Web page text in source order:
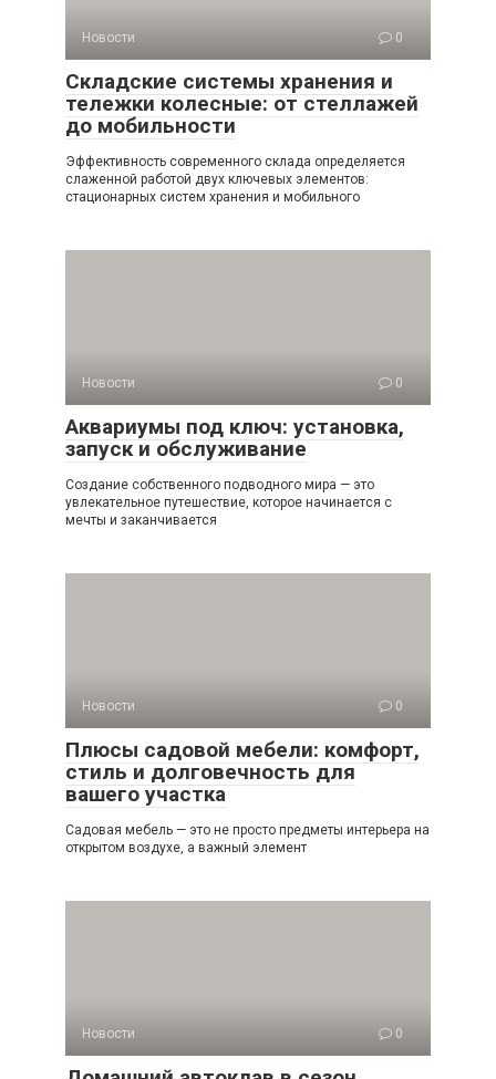
Новости 0
Складские системы хранения и
тележки колесные: от стеллажей
до мобильности
Эффективность современного склада определяется
слаженной работой двух ключевых элементов:
стационарных систем хранения и мобильного
Новости 0
Аквариумы под ключ: установка,
запуск и обслуживание
Создание собственного подводного мира — это
увлекательное путешествие, которое начинается с
мечты и заканчивается
Новости 0
Плюсы садовой мебели: комфорт,
стиль и долговечность для
вашего участка
Садовая мебель — это не просто предметы интерьера на
открытом воздухе, а важный элемент
Новости 0